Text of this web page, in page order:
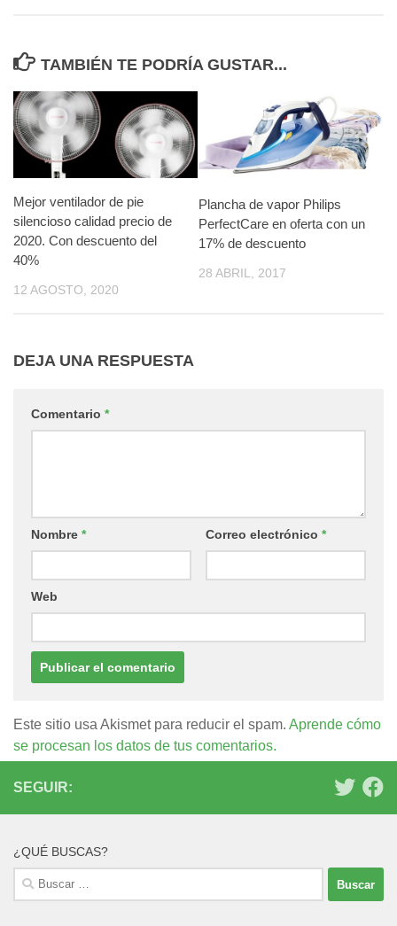
TAMBIÉN TE PODRÍA GUSTAR...
Mejor ventilador de pie
silencioso calidad precio de
2020. Con descuento del
40%
12 AGOSTO, 2020
Plancha de vapor Philips
PerfectCare en oferta con un
17% de descuento
28 ABRIL, 2017
DEJA UNA RESPUESTA
Comentario *
Nombre * Correo electrónico *
Web
Este sitio usa Akismet para reducir el spam. Aprende cómo
se procesan los datos de tus comentarios.
SEGUIR:
¿QUÉ BUSCAS?
Buscar: